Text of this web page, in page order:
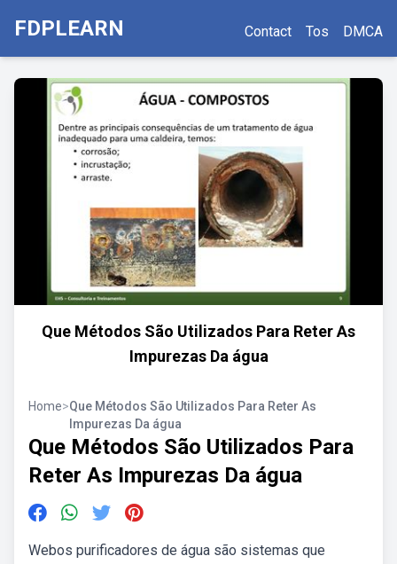
FDPLEARN Contact Tos DMCA
Que Métodos São Utilizados Para Reter As
Impurezas Da água
Home>Que Métodos São Utilizados Para Reter As
Impurezas Da água
Que Métodos São Utilizados Para
Reter As Impurezas Da água
Webos purificadores de água são sistemas que